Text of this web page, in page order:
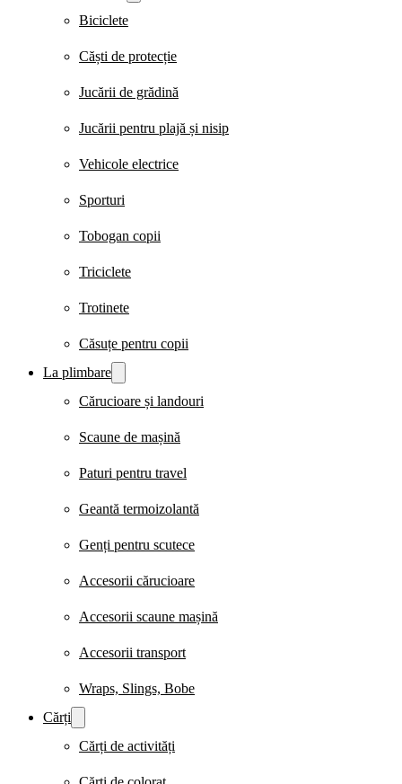
Biciclete
Căști de protecție
Jucării de grădină
Jucării pentru plajă și nisip
Vehicole electrice
Sporturi
Tobogan copii
Triciclete
Trotinete
Căsuțe pentru copii
La plimbare
Cărucioare și landouri
Scaune de mașină
Paturi pentru travel
Geantă termoizolantă
Genți pentru scutece
Accesorii cărucioare
Accesorii scaune mașină
Accesorii transport
Wraps, Slings, Bobe
Cărți
Cărți de activități